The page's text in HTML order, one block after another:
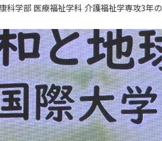
専攻科
ャリア支援
携
科学部 医療福祉学科 介護福祉学専攻3